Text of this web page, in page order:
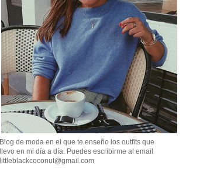
Blog de moda en el que te enseño los outfits que
llevo en mi día a día. Puedes escribirme al email
littleblackcoconut@gmail.com